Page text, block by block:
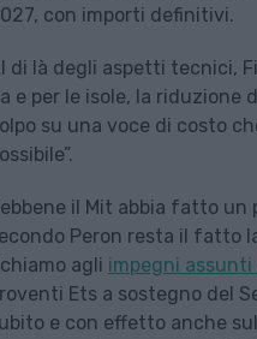
con importi definitivi.
di là degli aspetti tecnici,
e per le isole, la riduzione
su una voce di costo
il Mit abbia fatto un
Peron resta il fatto
agli impegni
Ets a sostegno del
e con effetto anche